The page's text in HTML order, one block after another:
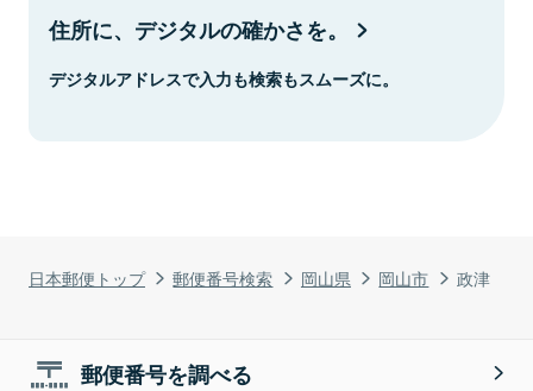
日本郵便トップ 郵便番号検索 岡山県 岡山市 政津
住所に、デジタルの確かさを。
デジタルアドレスで入力も検索もスムーズに。
郵便番号を調べる